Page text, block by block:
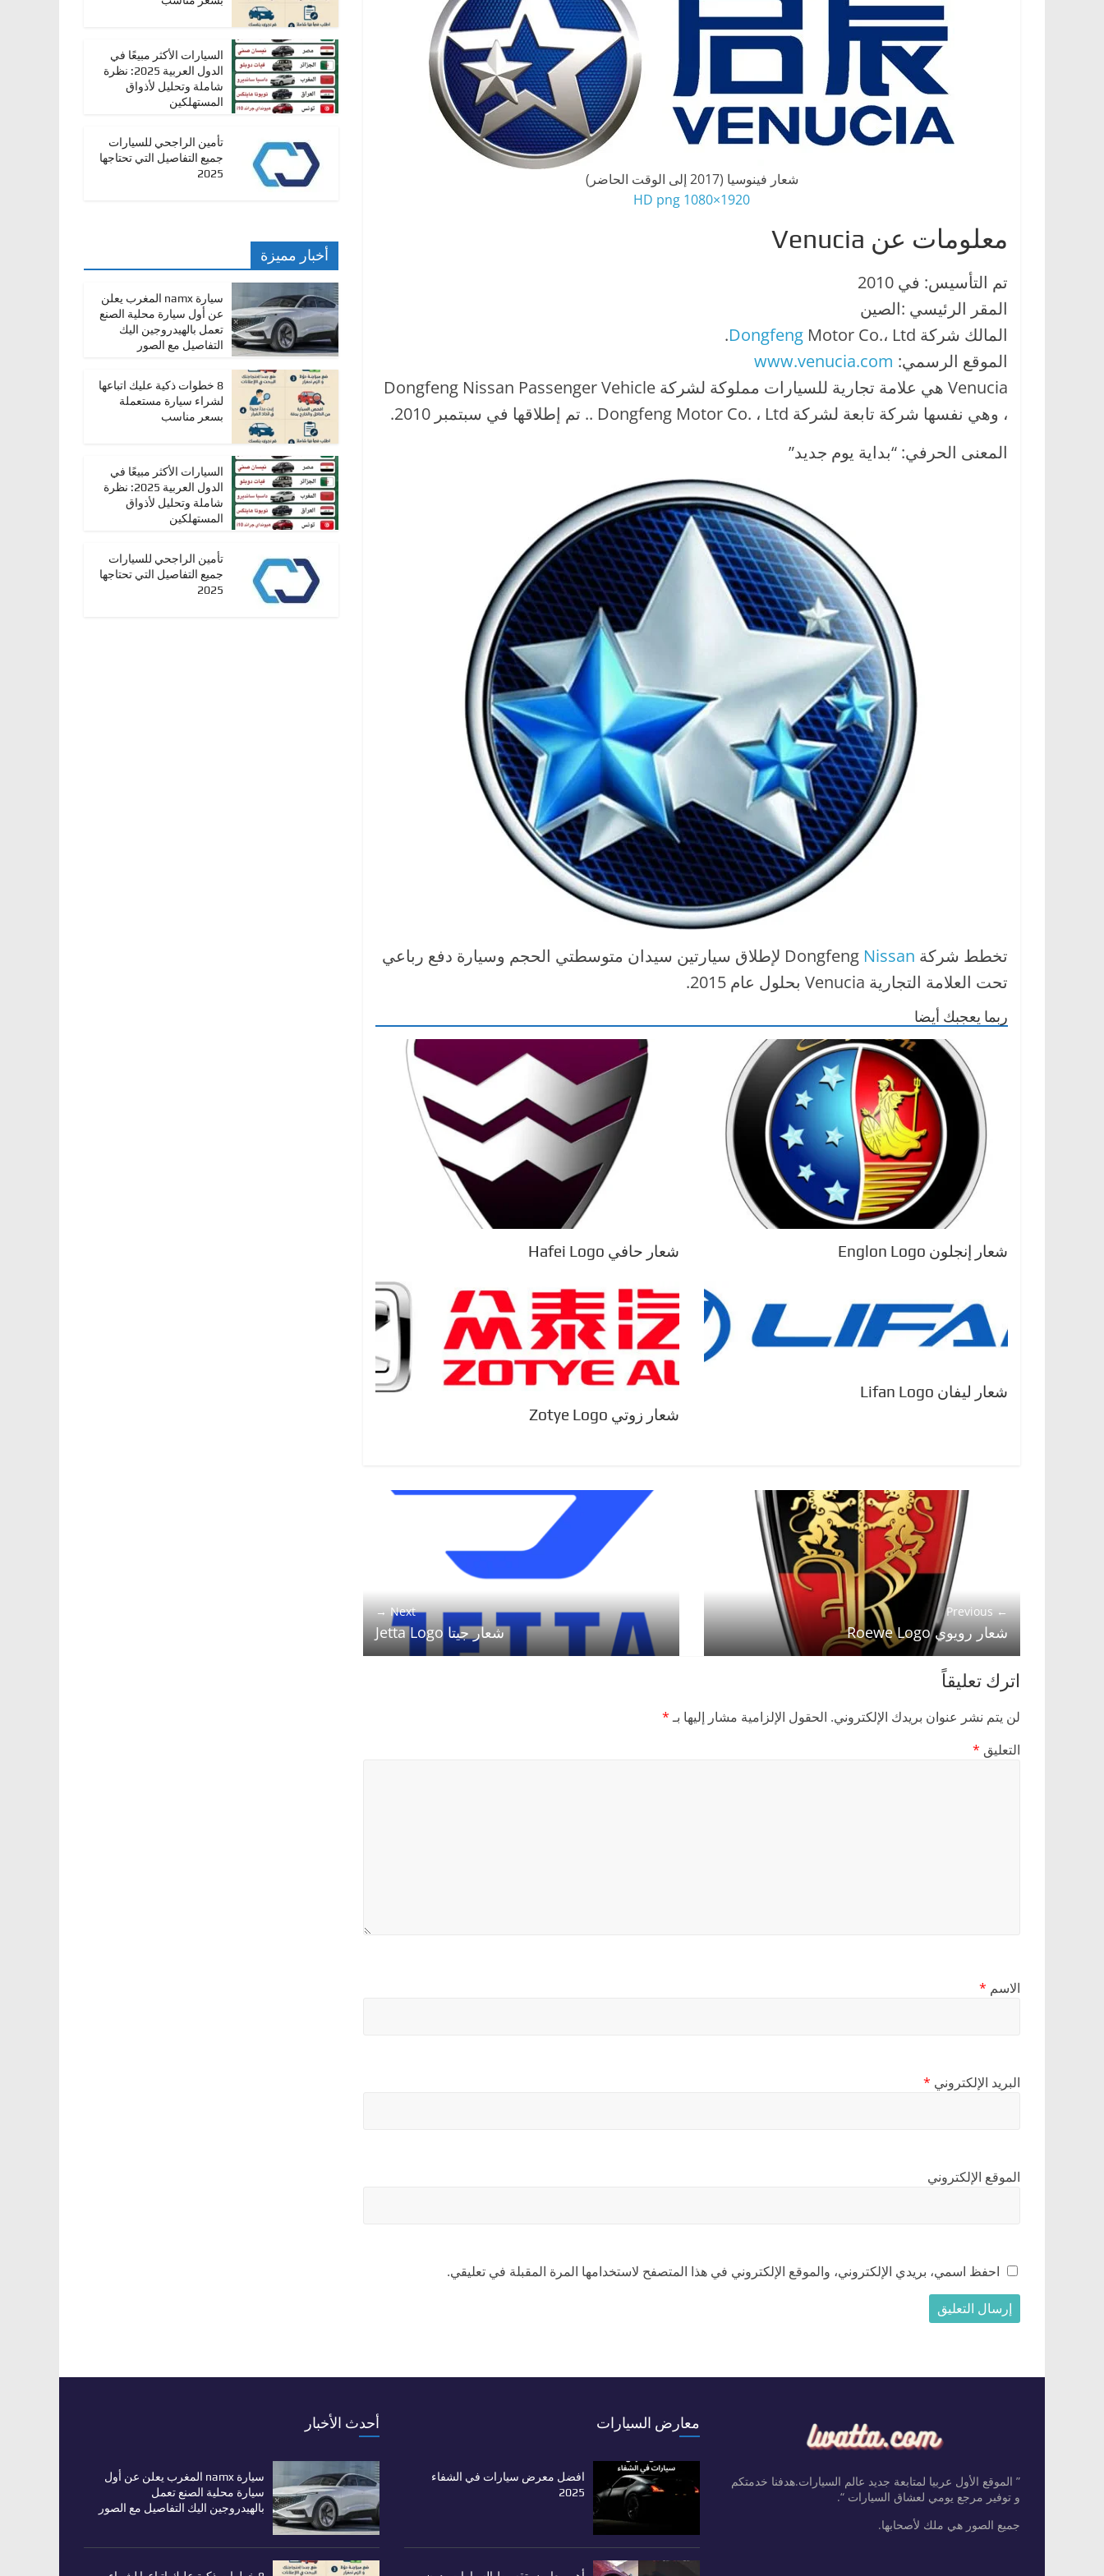
ا
ت
أ
ن
و
ع
س
ا
ت
،
و
ي
ا
ت
ا
ل
س
ي
ر
ت
ا
ل
ج
د
ي
د
ة
شعار فينوسيا (2017 إلى الوقت الحاضر)
1920×1080 HD png
معلومات عن Venucia
تم التأسيس: في 2010
المقر الرئيسي :الصين
المالك شركة
Dongfeng Motor Co.، Ltd.
الموقع الرسمي: www.venucia.com
Venucia هي علامة تجارية للسيارات مملوكة لشركة Dongfeng Nissan Passenger Vehicle
، وهي نفسها شركة تابعة لشركة Dongfeng Motor Co. ، Ltd .. تم إطلاقها في سبتمبر 2010.
المعنى الحرفي: “بداية يوم جديد”
تخطط شركة Dongfeng Nissan
لإطلاق سيارتين سيدان متوسطتي الحجم وسيارة دفع رباعي
تحت العلامة التجارية Venucia بحلول عام 2015.
ربما يعجبك أيضا
شعار إنجلون Englon Logo شعار حافي Hafei Logo
شعار ليفان Lifan Logo
شعار زوتي Zotye Logo
← Previous
شعار رويوي Roewe Logo
Next →
شعار جيتا Jetta Logo
اترك تعليقاً
لن يتم نشر عنوان بريدك الإلكتروني. الحقول الإلزامية مشار إليها بـ*
التعليق *
الاسم *
البريد الإلكتروني *
الموقع الإلكتروني
احفظ اسمي، بريدي الإلكتروني، والموقع الإلكتروني في هذا المتصفح لاستخدامها المرة المقبلة في تعليقي.
السيارات الأكثر مبيعًا في
الدول العربية 2025: نظرة
شاملة وتحليل لأذواق
المستهلكين
تأمين الراجحي للسيارات
جميع التفاصيل التي تحتاجها
2025
أخبار مميزة
سيارة namx المغرب يعلن
عن أول سيارة محلية الصنع
تعمل بالهيدروجين اليك
التفاصيل مع الصور
8 خطوات ذكية عليك اتباعها
لشراء سيارة مستعملة
بسعر مناسب
السيارات الأكثر مبيعًا في
الدول العربية 2025: نظرة
شاملة وتحليل لأذواق
المستهلكين
تأمين الراجحي للسيارات
جميع التفاصيل التي تحتاجها
2025
” الموقع الأول عربيا لمتابعة جديد عالم السيارات.هدفنا خدمتكم
و توفير مرجع يومي لعشاق السيارات “.
جميع الصور هي ملك لأصحابها.
معارض السيارات
افضل معرض سيارات في الشفاء
2025
أحدث الأخبار
سيارة namx المغرب يعلن عن أول
سيارة محلية الصنع تعمل
بالهيدروجين اليك التفاصيل مع الصور